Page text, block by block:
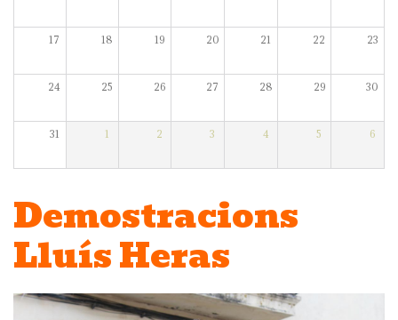
17 18 19 20 21 22 23
24 25 26 27 28 29 30
31 1 2 3 4 5 6
Demostracions
Lluís Heras